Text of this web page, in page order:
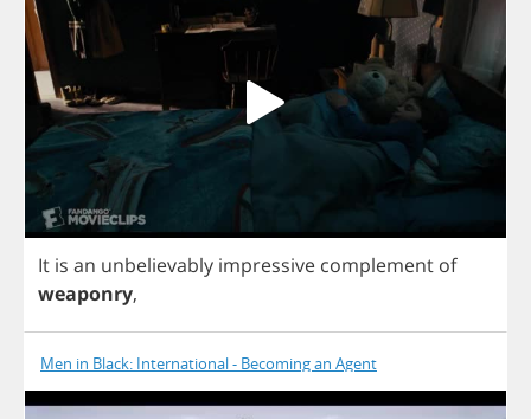
It is an unbelievably impressive complement of
weaponry,
Men in Black: International - Becoming an Agent